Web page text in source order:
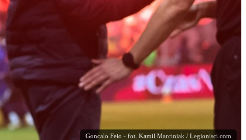
Goncalo Feio - fot. Kamil Marciniak / Legionisci.com